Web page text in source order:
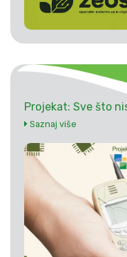
Projekat: Sve što
Saznaj više